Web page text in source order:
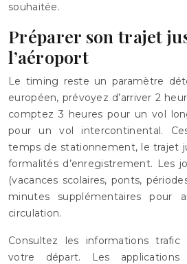
souhaitée.
Préparer son trajet
l’aéroport
Le timing reste un paramètre
européen, prévoyez d’arriver 2
comptez 3 heures pour un vol
pour un vol intercontinental.
temps de stationnement, le trajet
formalités d’enregistrement. Les
(vacances scolaires, ponts,
minutes supplémentaires pour
circulation.
Consultez les informations
votre départ. Les